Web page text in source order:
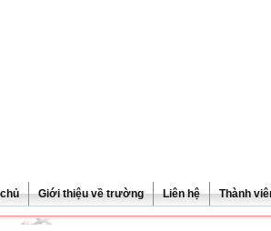
Giới thiệu về trường Liên hệ Thành